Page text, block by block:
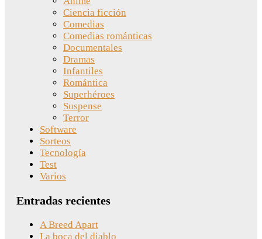
Ciencia ficción
Comedias
Comedias románticas
Documentales
Dramas
Infantiles
Romántica
Superhéroes
Suspense
Terror
Software
Sorteos
Tecnología
Test
Varios
Entradas recientes
A Breed Apart
La boca del diablo